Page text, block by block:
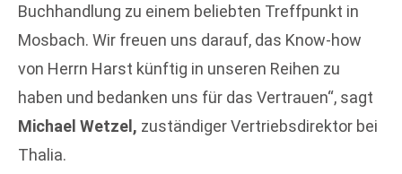
Buchhandlung zu einem beliebten Treffpunkt in
Mosbach. Wir freuen uns darauf, das Know-how
von Herrn Harst künftig in unseren Reihen zu
haben und bedanken uns für das Vertrauen“, sagt
Michael Wetzel, zuständiger Vertriebsdirektor bei
Thalia.